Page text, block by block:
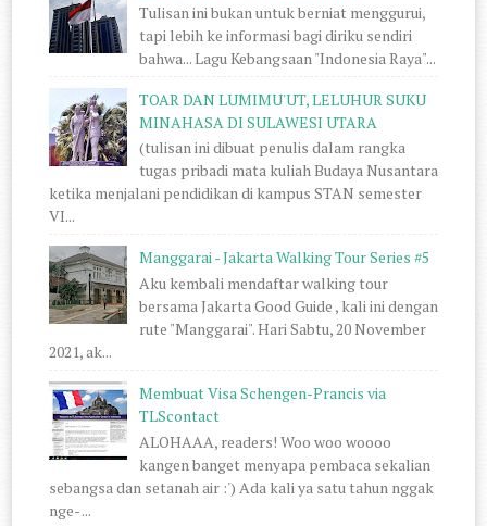
Tulisan ini bukan untuk berniat menggurui,
tapi lebih ke informasi bagi diriku sendiri
bahwa... Lagu Kebangsaan "Indonesia Raya"...
TOAR DAN LUMIMU'UT, LELUHUR SUKU
MINAHASA DI SULAWESI UTARA
(tulisan ini dibuat penulis dalam rangka
tugas pribadi mata kuliah Budaya Nusantara
ketika menjalani pendidikan di kampus STAN semester
VI...
Manggarai - Jakarta Walking Tour Series #5
Aku kembali mendaftar walking tour
bersama Jakarta Good Guide , kali ini dengan
rute "Manggarai". Hari Sabtu, 20 November
2021, ak...
Membuat Visa Schengen-Prancis via
TLScontact
ALOHAAA, readers! Woo woo woooo
kangen banget menyapa pembaca sekalian
sebangsa dan setanah air :') Ada kali ya satu tahun nggak
nge- ...